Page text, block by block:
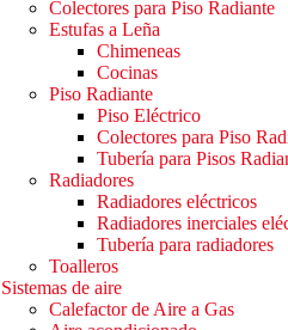
Colectores para Piso Radiante
Estufas a Leña
Chimeneas
Cocinas
Piso Radiante
Piso Eléctrico
Colectores para Piso
Tubería para Pisos
Radiadores
Radiadores eléctricos
Radiadores inerciales
Tubería para radiadores
Toalleros
Sistemas de aire
Calefactor de Aire a Gas